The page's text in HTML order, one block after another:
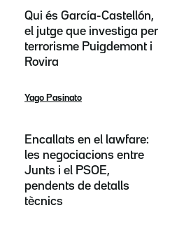
Qui és García-Castellón,
el jutge que investiga per
terrorisme Puigdemont i
Rovira
Yago Pasinato
Encallats en el lawfare:
les negociacions entre
Junts i el PSOE,
pendents de detalls
tècnics